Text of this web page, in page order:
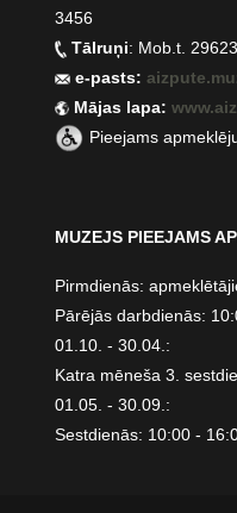
3456
Tālruņi: Mob.t.
e-pasts:
Mājas lapa:
Pieejams
MUZEJS PIEEJAMS
Pirmdienās:
Pārējās darbdienās:
01.10. - 30.04.:
Katra mēneša 3.
01.05. - 30.09.:
Sestdienās: 10:00 -